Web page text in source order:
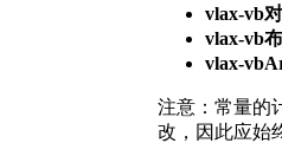
vlax-vb
vlax-vb
vlax-
注意： 常量的
改，因此应始